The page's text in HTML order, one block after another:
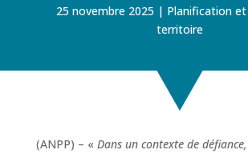
25 novembre 2025
Planification
territoire
(ANPP) – « Dans un contexte de